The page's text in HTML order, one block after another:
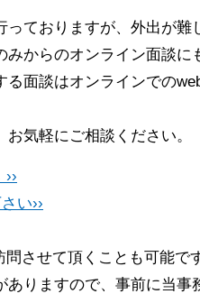
ておりますが、外出が難
からのオンライン面談に
面談はオンラインでの
気軽にご相談ください。
い››
させて頂くことも可能で
りますので、事前に当事